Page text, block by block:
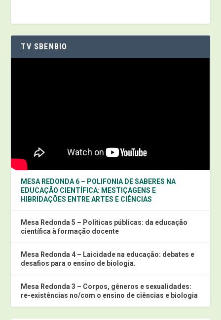
TV SBENBIO
MESA REDONDA 6 – POLIFONIA DE SABERES NA
EDUCAÇÃO CIENTÍFICA: MESTIÇAGENS E
HIBRIDAÇÕES ENTRE ARTES E CIÊNCIAS
Mesa Redonda 5 – Políticas públicas: da educação
científica à formação docente
Mesa Redonda 4 – Laicidade na educação: debates e
desafios para o ensino de biologia.
Mesa Redonda 3 – Corpos, gêneros e sexualidades:
re-existências no/com o ensino de ciências e biologia